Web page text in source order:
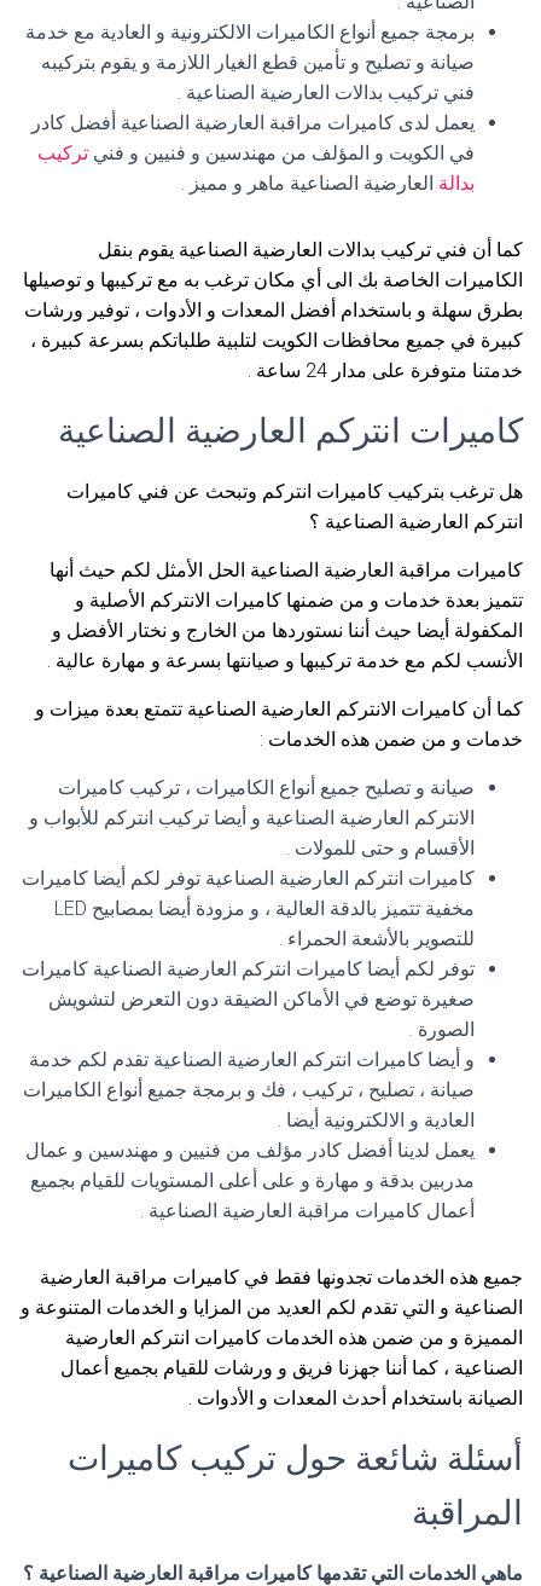
برمجة جميع أنواع الكاميرات الالكترونية و العادية مع خدمة
صيانة و تصليح و تأمين قطع الغيار اللازمة و يقوم بتركيبه
فني تركيب بدالات العارضية الصناعية .
يعمل لدى كاميرات مراقبة العارضية الصناعية أفضل كادر
في الكويت و المؤلف من مهندسين و فنيين و فني تركيب
بدالة العارضية الصناعية ماهر و مميز .
كما أن فني تركيب بدالات العارضية الصناعية يقوم بنقل
الكاميرات الخاصة بك الى أي مكان ترغب به مع تركيبها و توصيلها
بطرق سهلة و باستخدام أفضل المعدات و الأدوات ، توفير ورشات
كبيرة في جميع محافظات الكويت لتلبية طلباتكم بسرعة كبيرة ،
خدمتنا متوفرة على مدار 24 ساعة .
كاميرات انتركم العارضية الصناعية
هل ترغب بتركيب كاميرات انتركم وتبحث عن فني كاميرات
انتركم العارضية الصناعية ؟
كاميرات مراقبة العارضية الصناعية الحل الأمثل لكم حيث أنها
تتميز بعدة خدمات و من ضمنها كاميرات الانتركم الأصلية و
المكفولة أيضا حيث أننا نستوردها من الخارج و نختار الأفضل و
الأنسب لكم مع خدمة تركيبها و صيانتها بسرعة و مهارة عالية .
كما أن كاميرات الانتركم العارضية الصناعية تتمتع بعدة ميزات و
خدمات و من ضمن هذه الخدمات :
صيانة و تصليح جميع أنواع الكاميرات ، تركيب كاميرات
الانتركم العارضية الصناعية و أيضا تركيب انتركم للأبواب و
الأقسام و حتى للمولات .
كاميرات انتركم العارضية الصناعية توفر لكم أيضا كاميرات
مخفية تتميز بالدقة العالية ، و مزودة أيضا بمصابيح LED
للتصوير بالأشعة الحمراء .
توفر لكم أيضا كاميرات انتركم العارضية الصناعية كاميرات
صغيرة توضع في الأماكن الضيقة دون التعرض لتشويش
الصورة .
و أيضا كاميرات انتركم العارضية الصناعية تقدم لكم خدمة
صيانة ، تصليح ، تركيب ، فك و برمجة جميع أنواع الكاميرات
العادية و الالكترونية أيضا .
يعمل لدينا أفضل كادر مؤلف من فنيين و مهندسين و عمال
مدربين بدقة و مهارة و على أعلى المستويات للقيام بجميع
أعمال كاميرات مراقبة العارضية الصناعية .
جميع هذه الخدمات تجدونها فقط في كاميرات مراقبة العارضية
الصناعية و التي تقدم لكم العديد من المزايا و الخدمات المتنوعة و
المميزة و من ضمن هذه الخدمات كاميرات انتركم العارضية
الصناعية ، كما أننا جهزنا فريق و ورشات للقيام بجميع أعمال
الصيانة باستخدام أحدث المعدات و الأدوات .
أسئلة شائعة حول تركيب كاميرات
المراقبة
ماهي الخدمات التي تقدمها كاميرات مراقبة العارضية الصناعية ؟